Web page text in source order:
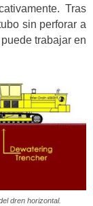
Tras
sin perforar a
trabajar en
dren horizontal.